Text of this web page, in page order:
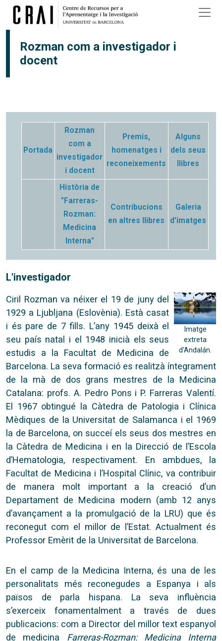
Vés al contingut
Rozman com a investigador i
docent
Portada
Rozman
com a
investigador
i docent
Premis,
homenatges i
reconeixements
Alguns
dels seus
llibres
Història de
"Farreras-
Rozman:
Medicina
Interna"
Contribucions
en altres llibres
Galeria
d'imatges
L'investigador
Imatge
extreta
d'Andalán.
Ciril Rozman va néixer el 19 de juny del
1929 a Ljubljana (Eslovènia). Està casat
i és pare de 7 fills. L’any 1945 deixà el
seu país natal i el 1948 inicià els seus
estudis a la Facultat de Medicina de
Barcelona. La seva formació es realitzà íntegrament
de la mà de dos grans mestres de la Medicina
Catalana: profs. A. Pedro Pons i P. Farreras Valentí.
El 1967 obtingué la Càtedra de Patologia i Clínica
Mèdiques de la Universitat de Salamanca i el 1969
la de Barcelona, on succeí els seus dos mestres en
la Càtedra de Medicina i en la Direcció de l’Escola
d’Hematologia, respectivament. En ambdues, la
Facultat de Medicina i l’Hospital Clínic, va contribuir
de manera molt important a la creació d’un
Departament de Medicina modern (amb 12 anys
d’avançament a la promulgació de la LRU) que és
reconegut com el millor de l’Estat. Actualment és
Professor Emèrit de la Universitat de Barcelona.
En el camp de la Medicina Interna, és una de les
personalitats més reconegudes a Espanya i als
països de parla hispana. La seva influència
s’exerceix fonamentalment a través de dues
publicacions: com a Director del millor text espanyol
de medicina Farreras-Rozman: Medicina Interna